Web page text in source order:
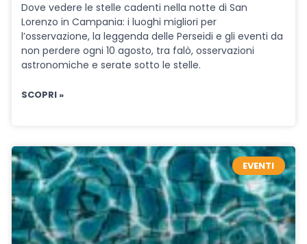
Dove vedere le stelle cadenti nella notte di San
Lorenzo in Campania: i luoghi migliori per
l’osservazione, la leggenda delle Perseidi e gli eventi da
non perdere ogni 10 agosto, tra falò, osservazioni
astronomiche e serate sotto le stelle.
SCOPRI »
EVENTI